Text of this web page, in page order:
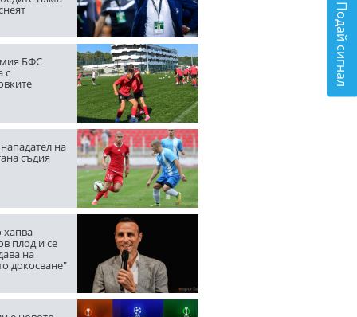
БФС
с
на
съдия
хапва
плод и се
на
докосване"
Подай сигнал